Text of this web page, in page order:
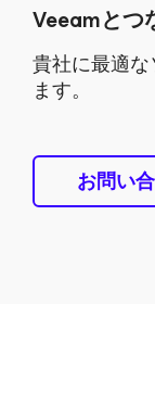
Veeamとつ
貴社に最適
ます。
お問い